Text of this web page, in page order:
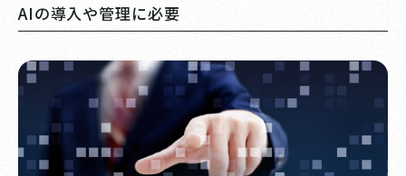
AIの導入や管理に必要